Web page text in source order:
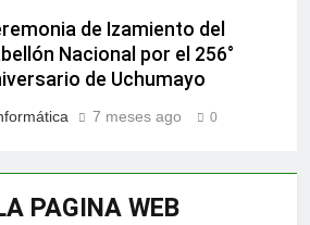
de Izamiento del
Nacional por el 256°
de Uchumayo
7 meses ago 0
PAGINA WEB